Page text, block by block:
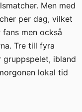
Men med
per dag, vilket
men också
Tre till fyra
ibland
lokal tid